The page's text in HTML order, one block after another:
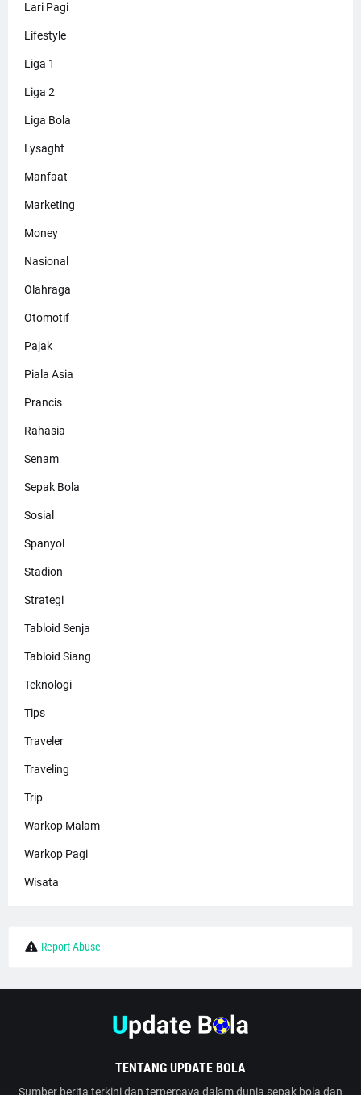
Lari Pagi
Lifestyle
Liga 1
Liga 2
Liga Bola
Lysaght
Manfaat
Marketing
Money
Nasional
Olahraga
Otomotif
Pajak
Piala Asia
Prancis
Rahasia
Senam
Sepak Bola
Sosial
Spanyol
Stadion
Strategi
Tabloid Senja
Tabloid Siang
Teknologi
Tips
Traveler
Traveling
Trip
Warkop Malam
Warkop Pagi
Wisata
Report Abuse
TENTANG UPDATE BOLA
Sumber berita terkini dan terpercaya dalam dunia sepak bola dan